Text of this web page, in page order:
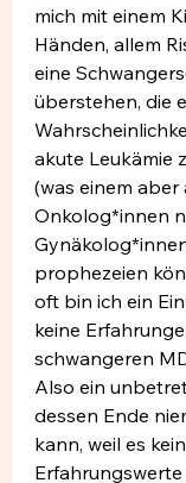
mich mit einem
Händen, allem
eine
überstehen, die
akute Leukämie
(was einem aber
Onkolog*innen
prophezeien
oft bin ich ein
keine
schwangeren
Also ein
dessen Ende
kann, weil es